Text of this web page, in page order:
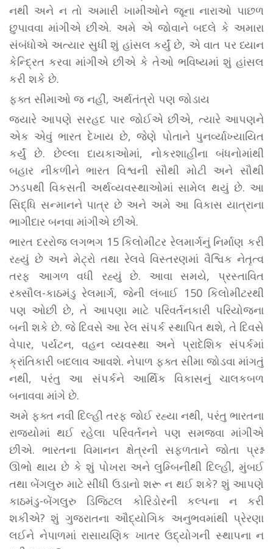
નથી અને ન તો અમારી ખામીઓને જૂના નારાઓ પાછળ
છુપાવવા માંગીએ છીએ. અમે એ જોવાને બદલે કે અમારા
સંબંધોએ અત્યાર સુધી શું હાંસલ કર્યું છે, એ વાત પર ધ્યાન
કેન્દ્રિત કરવા માંગીએ છીએ કે તેઓ ભવિષ્યમાં શું હાંસલ
કરી શકે છે.
ફક્ત સીમાઓ જ નહીં, અર્થતંત્રો પણ જોડાય
જ્યારે આપણે સરહદ પાર જોઈએ છીએ, ત્યારે આપણને
એક એવું ભારત દેખાય છે, જેણે પોતાને પુનર્વ્યાખ્યાયિત
કર્યું છે. છેલ્લા દાયકાઓમાં, નોકરશાહીના બંધનોમાંથી
બહાર નીકળીને ભારત વિશ્વની સૌથી મોટી અને સૌથી
ઝડપથી વિકસતી અર્થવ્યવસ્થાઓમાં સામેલ થયું છે. આ
સિદ્ધિ સન્માનને પાત્ર છે અને અમે આ વિકાસ યાત્રાના
ભાગીદાર બનવા માંગીએ છીએ.
ભારત દરરોજ લગભગ 15 કિલોમીટર રેલમાર્ગનું નિર્માણ કરી
રહ્યું છે અને મેટ્રો તથા રેલવે વિસ્તરણમાં વૈશ્વિક નેતૃત્વ
તરફ આગળ વધી રહ્યું છે. આવા સમયે, પ્રસ્તાવિત
રક્સૌલ-કાઠમંડુ રેલમાર્ગ, જેની લંબાઈ 150 કિલોમીટરથી
પણ ઓછી છે, તે આપણા માટે પરિવર્તનકારી પરિયોજના
બની શકે છે. જે દિવસે આ રેલ સંપર્ક સ્થાપિત થશે, તે દિવસે
વેપાર, પર્યટન, વહન વ્યવસ્થા અને પ્રાદેશિક સંપર્કમાં
ક્રાંતિકારી બદલાવ આવશે. નેપાળ ફક્ત સીમા જોડવા માંગતું
નથી, પરંતુ આ સંપર્કને આર્થિક વિકાસનું ચાલકબળ
બનાવવા માંગે છે.
અમે ફક્ત નવી દિલ્હી તરફ જોઈ રહ્યા નથી, પરંતુ ભારતના
રાજ્યોમાં થઈ રહેલા પરિવર્તનને પણ સમજવા માંગીએ
છીએ. ભારતના વિમાનન ક્ષેત્રની સફળતાને જોતા પ્રશ્ન
ઊભો થાય છે કે શું પોખરા અને લુમ્બિનીથી દિલ્હી, મુંબઈ
તથા બેંગલુરુ માટે સીધી ઉડાનો શરૂ ન થઈ શકે? શું આપણે
કાઠમંડુ-બેંગલુરુ ડિજિટલ કોરિડોરની કલ્પના ન કરી
શકીએ? શું ગુજરાતના ઔદ્યોગિક અનુભવમાંથી પ્રેરણા
લઈને નેપાળમાં રાસાયણિક ખાતર ઉદ્યોગની સ્થાપના ન